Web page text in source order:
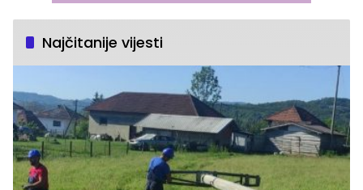
Najčitanije vijesti